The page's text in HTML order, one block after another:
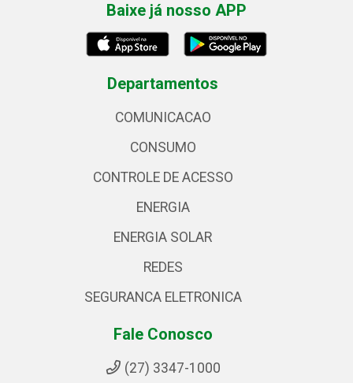
Baixe já nosso APP
Departamentos
COMUNICACAO
CONSUMO
CONTROLE DE ACESSO
ENERGIA
ENERGIA SOLAR
REDES
SEGURANCA ELETRONICA
Fale Conosco
(27) 3347-1000